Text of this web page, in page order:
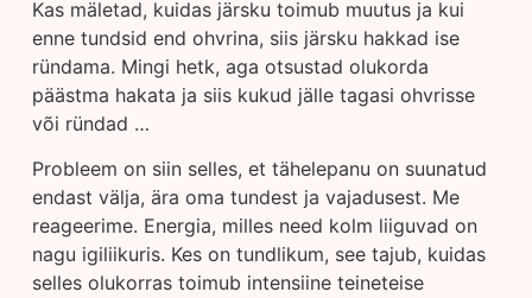
Kas mäletad, kuidas järsku toimub muutus ja kui
enne tundsid end ohvrina, siis järsku hakkad ise
ründama. Mingi hetk, aga otsustad olukorda
päästma hakata ja siis kukud jälle tagasi ohvrisse
või ründad …
Probleem on siin selles, et tähelepanu on suunatud
endast välja, ära oma tundest ja vajadusest. Me
reageerime. Energia, milles need kolm liiguvad on
nagu igiliikuris. Kes on tundlikum, see tajub, kuidas
selles olukorras toimub intensiine teineteise